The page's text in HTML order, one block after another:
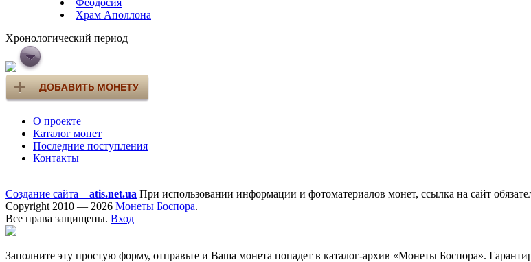
Феодосия
Храм Аполлона
Хронологический период
О проекте
Каталог монет
Последние поступления
Контакты
Создание сайта – atis.net.ua При использовании информации и фотоматериалов монет, ссылка на сайт
Copyright 2010 — 2026 Монеты Боспора.
Все права защищены. Вход
Заполните эту простую форму, отправьте и Ваша монета попадет в каталог-архив «Монеты Боспора».